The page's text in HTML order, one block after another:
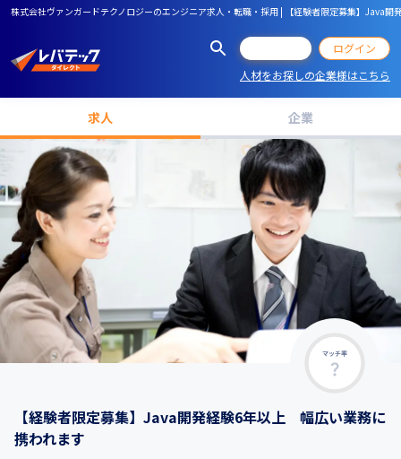
株式会社ヴァンガードテクノロジーのエンジニア求人・転職・採用 | 【経験者限定募集】Java
ログイン
人材をお探しの企業様はこちら
求人 企業
マッチ率
【経験者限定募集】Java開発経験6年以上 幅広い業務に
携われます